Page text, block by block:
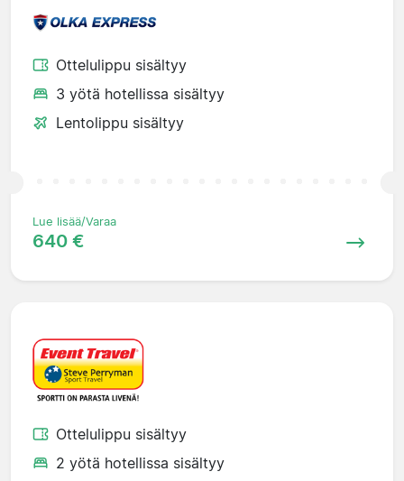
Ottelulippu sisältyy
3 yötä hotellissa sisältyy
Lentolippu sisältyy
Lue lisää/Varaa
640 €
Ottelulippu sisältyy
2 yötä hotellissa sisältyy